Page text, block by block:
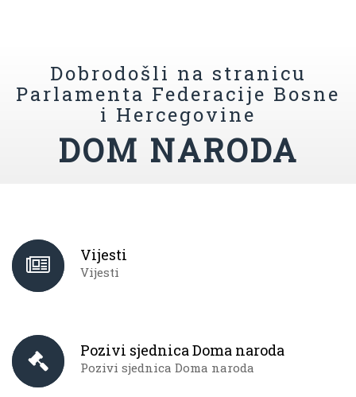
Dobrodošli na stranicu
Parlamenta Federacije Bosne
i Hercegovine
DOM NARODA
Vijesti
Vijesti
Pozivi sjednica Doma naroda
Pozivi sjednica Doma naroda